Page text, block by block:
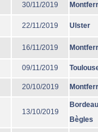
30/11/2019
22/11/2019 Ulster
16/11/2019
09/11/2019
20/10/2019
13/10/2019
Bègles